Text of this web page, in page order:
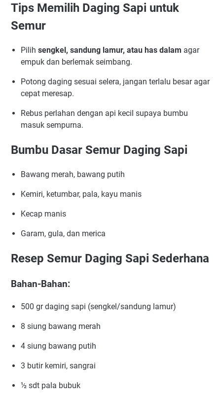
Lauk Pendamping Semur Daging Sapi
Kandungan Gizi Semur Daging Sapi
Kesimpulan
Tips Memilih Daging Sapi untuk
Semur
Pilih sengkel, sandung lamur, atau has dalam agar
empuk dan berlemak seimbang.
Potong daging sesuai selera, jangan terlalu besar agar
cepat meresap.
Rebus perlahan dengan api kecil supaya bumbu
masuk sempurna.
Bumbu Dasar Semur Daging Sapi
Bawang merah, bawang putih
Kemiri, ketumbar, pala, kayu manis
Kecap manis
Garam, gula, dan merica
Resep Semur Daging Sapi Sederhana
Bahan-Bahan:
500 gr daging sapi (sengkel/sandung lamur)
8 siung bawang merah
4 siung bawang putih
3 butir kemiri, sangrai
½ sdt pala bubuk